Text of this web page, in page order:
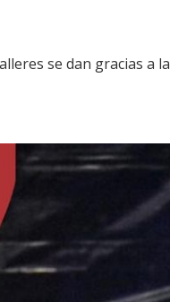
se dan gracias a